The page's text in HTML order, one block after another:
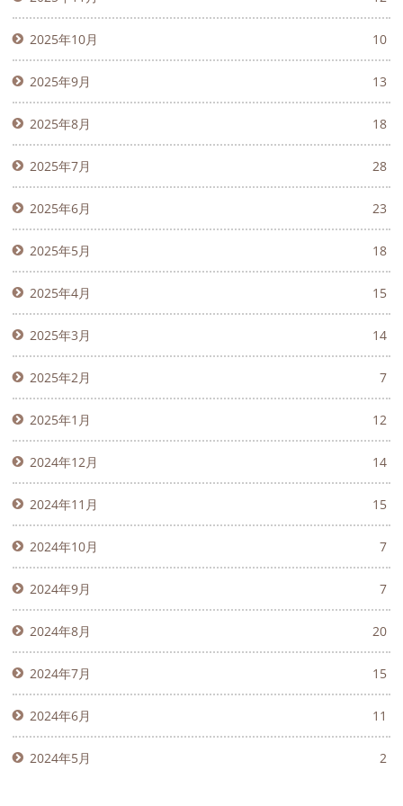
2025年10月 10
2025年9月 13
2025年8月 18
2025年7月 28
2025年6月 23
2025年5月 18
2025年4月 15
2025年3月 14
2025年2月 7
2025年1月 12
2024年12月 14
2024年11月 15
2024年10月 7
2024年9月 7
2024年8月 20
2024年7月 15
2024年6月 11
2024年5月 2